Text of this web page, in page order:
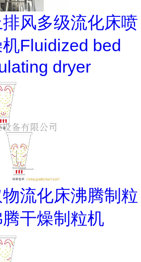
风多级流化床喷
Fluidized bed
dryer
流化床沸腾制粒
干燥制粒机